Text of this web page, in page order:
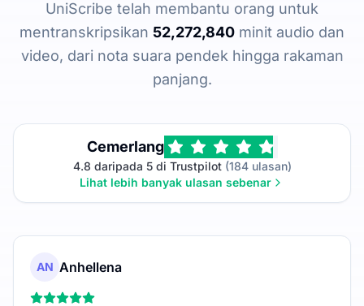
UniScribe telah membantu orang untuk
mentranskripsikan 52,272,840 minit audio dan
video, dari nota suara pendek hingga rakaman
panjang.
Cemerlang
4.8 daripada 5 di Trustpilot(184 ulasan)
Lihat lebih banyak ulasan sebenar
AN Anhellena